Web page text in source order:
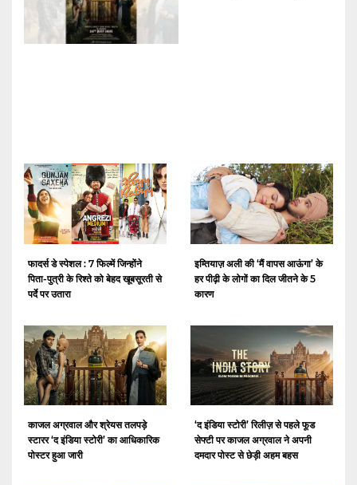
फादर्स डे स्पेशल : 7 फिल्में जिन्होंने
पिता-पुत्री के रिश्ते को बेहद खूबसूरती से
पर्दे पर उतारा
इम्तियाज़ अली की ‘मैं वापस आऊंगा’ के
हर पीढ़ी के लोगों का दिल जीतने के 5
कारण
काजल अग्रवाल और श्रेयस तलपड़े
स्टारर ‘द इंडिया स्टोरी’ का आधिकारिक
पोस्टर हुआ जारी
‘द इंडिया स्टोरी’ रिलीज़ से पहले फूड
सेफ्टी पर काजल अग्रवाल ने अपनी
दमदार पोस्ट से छेड़ी अहम बहस